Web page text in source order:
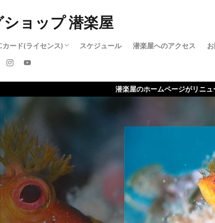
ョップ 潜楽屋
カード(ライセンス)
アドバンスド・オープンウォーターダイバー
レスキューダイバー
ダイブマスター
スケジュール 潜楽屋へのアクセス
潜楽屋のホームページがリニューアル！